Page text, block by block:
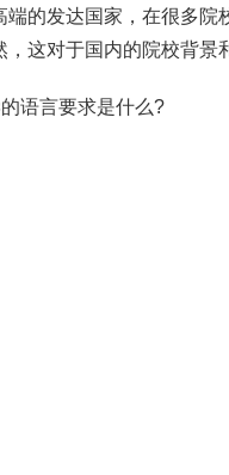
的发达国家，在很多
这对于国内的院校背景
语言要求是什么?